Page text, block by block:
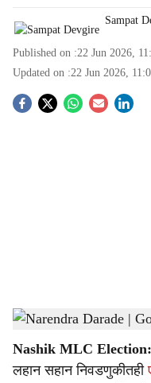
Sampat
Published on :22 Jun 2026,
Updated on :22 Jun 2026,
S
a
Narendra Darade | Gokul-Gite -
Nashik MLC Election:
लहान सहान निवडणुकीतही